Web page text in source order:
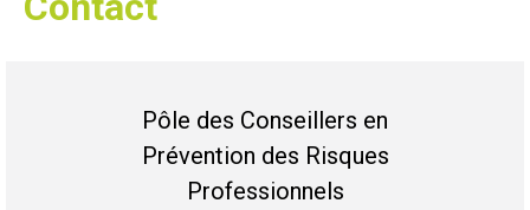
Pôle des Conseillers en
Prévention des Risques
Professionnels